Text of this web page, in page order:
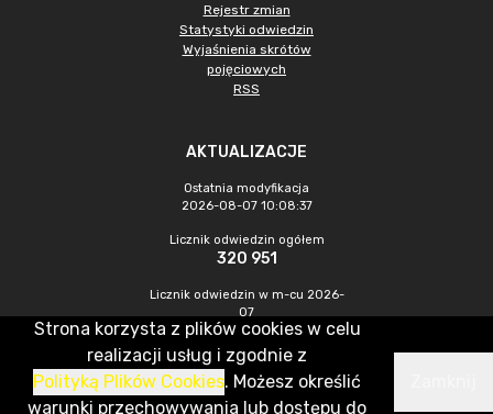
Rejestr zmian
Statystyki odwiedzin
Wyjaśnienia skrótów
pojęciowych
RSS
AKTUALIZACJE
Ostatnia modyfikacja
2026-08-07 10:08:37
Licznik odwiedzin ogółem
320 951
Licznik odwiedzin w m-cu 2026-
07
1 010
CMS & Hosting: Nefeni Sp. z o.o.
Strona korzysta z plików cookies w celu
realizacji usług i zgodnie z
Polityką Plików Cookies. Możesz określić
warunki przechowywania lub dostępu do